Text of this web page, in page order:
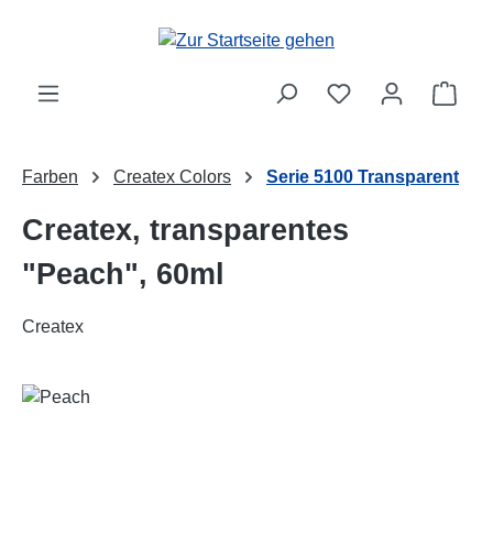
Zum Hauptinhalt springen
Farben Createx Colors Serie 5100 Transparent
Createx, transparentes
"Peach", 60ml
Createx
Bildergalerie überspringen